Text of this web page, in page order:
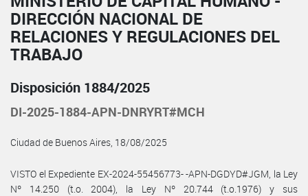
DIRECCIÓN NACIONAL DE
RELACIONES Y REGULACIONES DEL
TRABAJO
Disposición 1884/2025
DI-2025-1884-APN-DNRYRT#MCH
Ciudad de Buenos Aires, 18/08/2025
VISTO el Expediente EX-2024-55456773- -APN-DGDYD#JGM, la Ley
Nº 14.250 (t.o. 2004), la Ley Nº 20.744 (t.o.1976) y sus